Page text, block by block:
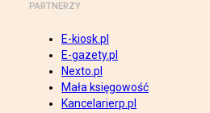
PARTNERZY
E-kiosk.pl
E-gazety.pl
Nexto.pl
Mała księgowość
Kancelarierp.pl